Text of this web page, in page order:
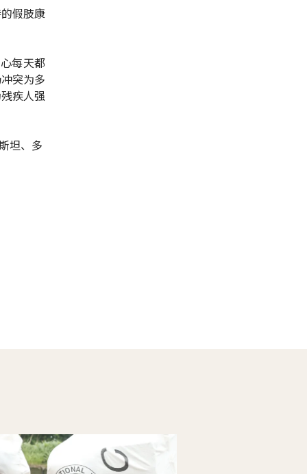
假肢康
每天都
突为多
疾人强
坦、多